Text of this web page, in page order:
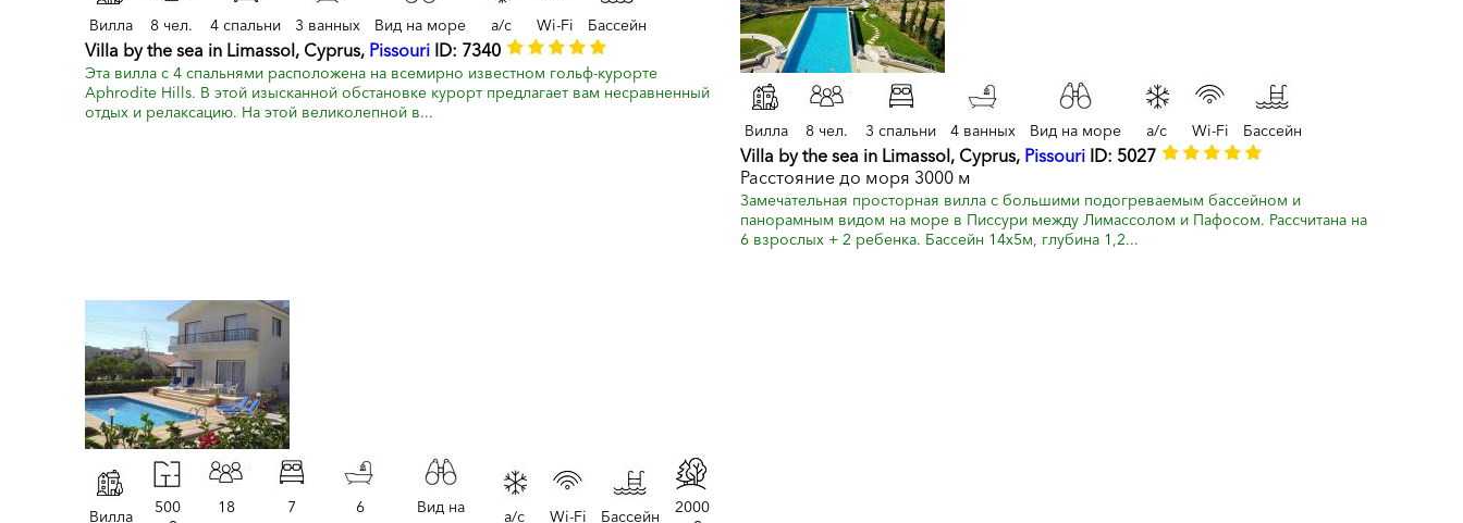
Вилла 8 чел. 4 спальни 3 ванных Вид на море a/c Wi-Fi Бассейн
Villa by the sea in Limassol, Cyprus, Pissouri ID: 7340
Эта вилла с 4 спальнями расположена на всемирно известном гольф-курорте
Aphrodite Hills. В этой изысканной обстановке курорт предлагает вам несравненный
отдых и релаксацию. На этой великолепной в...
Вилла
8 чел. 3 спальни 4 ванных Вид на море a/c Wi-Fi Бассейн
Villa by the sea in Limassol, Cyprus, Pissouri ID: 5027
Расстояние до моря 3000 м
Замечательная просторная вилла с большими подогреваемым бассейном и
панорамным видом на море в Писсури между Лимассолом и Пафосом. Рассчитана на
6 взрослых + 2 ребенка. Бассейн 14х5м, глубина 1,2...
Вилла
500
18
7
6
Вид на
a/c Wi-Fi Бассейн
2000